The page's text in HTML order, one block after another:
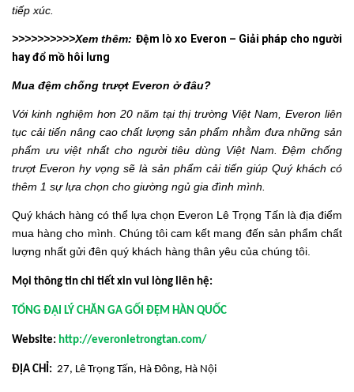
tiếp xúc.
>>>>>>>>>>Xem thêm: Đệm lò xo Everon – Giải pháp cho người
hay đổ mồ hôi lưng
Mua đệm chống trượt Everon ở đâu?
Với kinh nghiệm hơn 20 năm tại thị trường Việt Nam, Everon liên
tục cải tiến nâng cao chất lượng sản phẩm nhằm đưa những sản
phẩm ưu việt nhất cho người tiêu dùng Việt Nam. Đệm chống
trượt Everon hy vọng sẽ là sản phẩm cải tiến giúp Quý khách có
thêm 1 sự lựa chọn cho giường ngủ gia đình mình.
Quý khách hàng có thể lựa chọn Everon Lê Trọng Tấn là địa điểm
mua hàng cho mình. Chúng tôi cam kết mang đến sản phẩm chất
lượng nhất gửi đên quý khách hàng thân yêu của chúng tôi.
Mọi thông tin chi tiết xin vui lòng liên hệ:
TỔNG ĐẠI LÝ CHĂN GA GỐI ĐỆM HÀN QUỐC
Website: http://everonletrongtan.com/
ĐỊA CHỈ: 27, Lê Trọng Tấn, Hà Đông, Hà Nội